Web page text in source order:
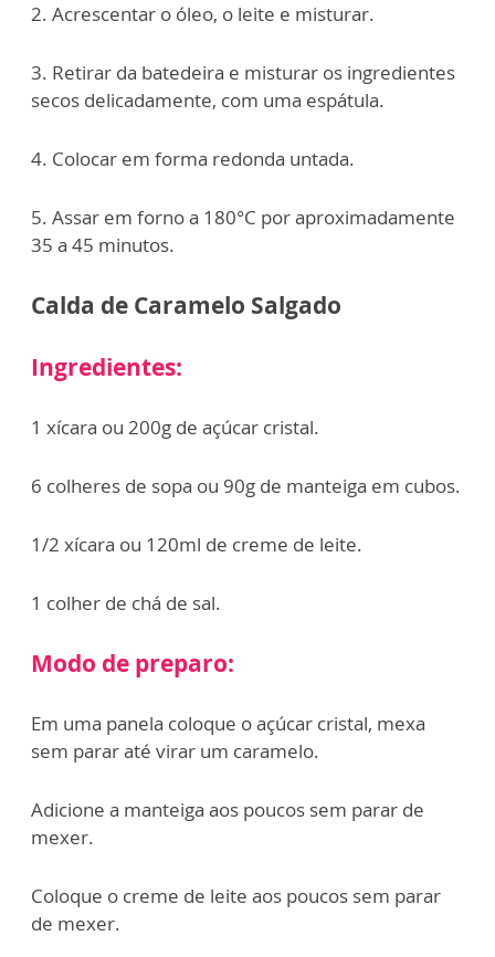
2. Acrescentar o óleo, o leite e misturar.
3. Retirar da batedeira e misturar os ingredientes
secos delicadamente, com uma espátula.
4. Colocar em forma redonda untada.
5. Assar em forno a 180°C por aproximadamente
35 a 45 minutos.
Calda de Caramelo Salgado
Ingredientes:
1 xícara ou 200g de açúcar cristal.
6 colheres de sopa ou 90g de manteiga em cubos.
1/2 xícara ou 120ml de creme de leite.
1 colher de chá de sal.
Modo de preparo:
Em uma panela coloque o açúcar cristal, mexa
sem parar até virar um caramelo.
Adicione a manteiga aos poucos sem parar de
mexer.
Coloque o creme de leite aos poucos sem parar
de mexer.